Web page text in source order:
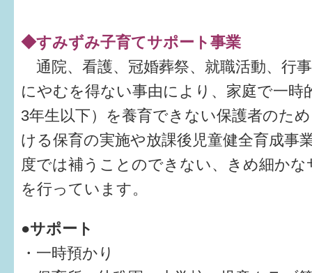
◆すみずみ子育てサポート事業
通院、看護、冠婚葬祭、就職活動、行
にやむを得ない事由により、家庭で一時
3年生以下）を養育できない保護者のた
ける保育の実施や放課後児童健全育成事
度では補うことのできない、きめ細かな
を行っています。
●サポート
・一時預かり